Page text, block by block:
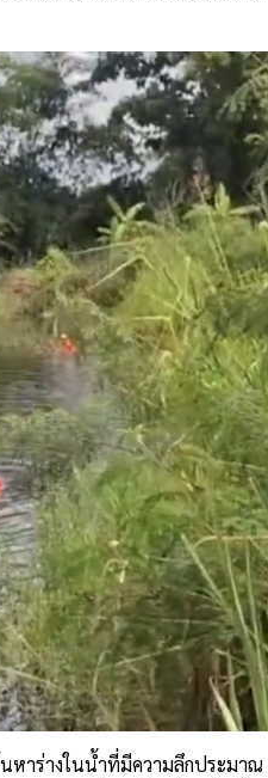
หาร่างในน้ำที่มีความลึกประมาณ